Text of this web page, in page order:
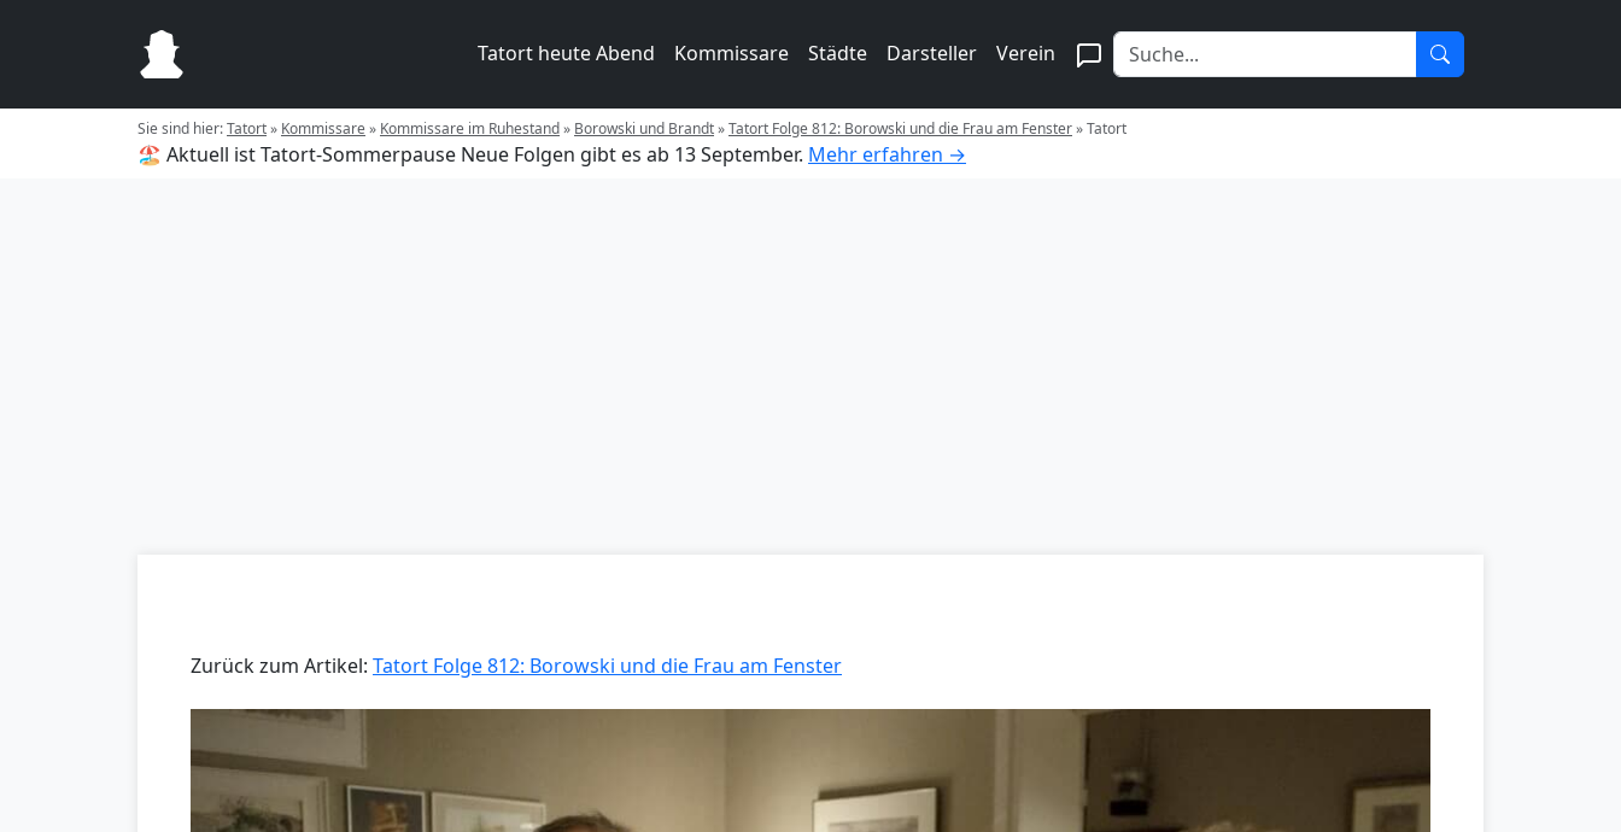
Tatort heute Abend Kommissare Städte Darsteller Verein
Sie sind hier:Tatort» Kommissare» Kommissare im Ruhestand» Borowski und Brandt»Tatort Folge 812: Borowski und die Frau am Fenster»Tatort
🏖️ Aktuell ist Tatort-Sommerpause Neue Folgen gibt es ab 13 September. Mehr erfahren →
Zurück zum Artikel: Tatort Folge 812: Borowski und die Frau am Fenster